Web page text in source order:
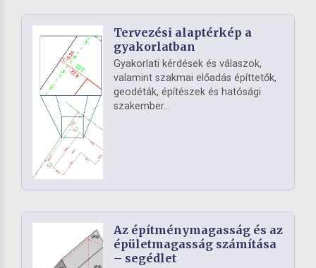
Tervezési alaptérkép a
gyakorlatban
Gyakorlati kérdések és válaszok,
valamint szakmai előadás építtetők,
geodéták, építészek és hatósági
szakember...
Az építménymagasság és az
épületmagasság számítása
– segédlet